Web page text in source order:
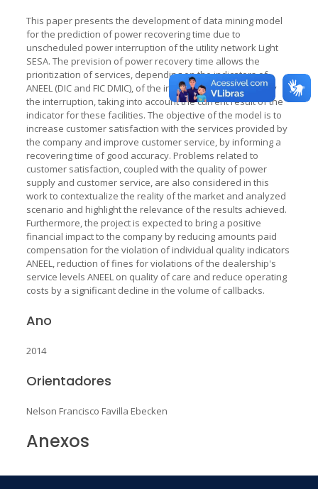
This paper presents the development of data mining model
for the prediction of power recovering time due to
unscheduled power interruption of the utility network Light
SESA. The prevision of power recovery time allows the
prioritization of services, depending on the indicators of
ANEEL (DIC and FIC DMIC), of the installations(s) affected by
the interruption, taking into account the current result of the
indicator for these facilities. The objective of the model is to
increase customer satisfaction with the services provided by
the company and improve customer service, by informing a
recovering time of good accuracy. Problems related to
customer satisfaction, coupled with the quality of power
supply and customer service, are also considered in this
work to contextualize the reality of the market and analyzed
scenario and highlight the relevance of the results achieved.
Furthermore, the project is expected to bring a positive
financial impact to the company by reducing amounts paid
compensation for the violation of individual quality indicators
ANEEL, reduction of fines for violations of the dealership's
service levels ANEEL on quality of care and reduce operating
costs by a significant decline in the volume of callbacks.
Ano
2014
Orientadores
Nelson Francisco Favilla Ebecken
Anexos